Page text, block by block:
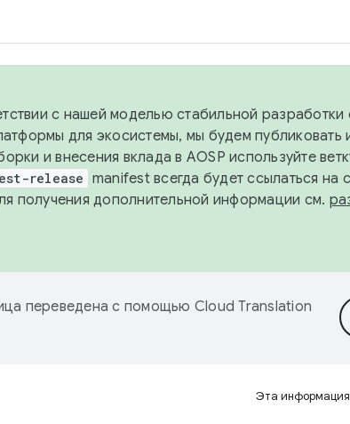
с нашей моделью стабильной разработки
для экосистемы, мы будем публиковать
и внесения вклада в AOSP используйте
release manifest всегда будет ссылаться на
получения дополнительной информации см.
переведена с помощью Cloud Translation
Эта информация